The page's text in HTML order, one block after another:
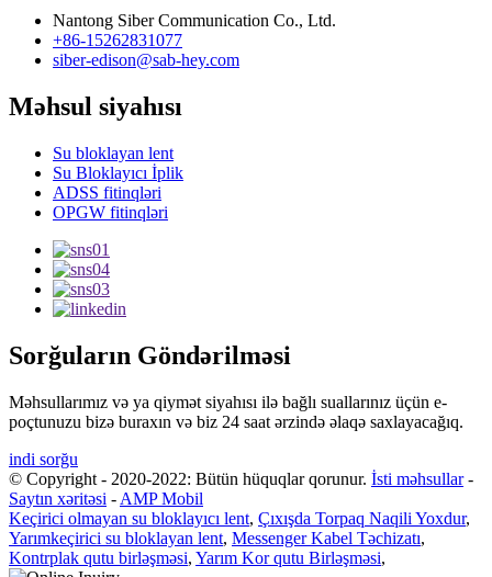
Nantong Siber Communication Co., Ltd.
+86-15262831077
siber-edison@sab-hey.com
Məhsul siyahısı
Su bloklayan lent
Su Bloklayıcı İplik
ADSS fitinqləri
OPGW fitinqləri
Sorğuların Göndərilməsi
Məhsullarımız və ya qiymət siyahısı ilə bağlı suallarınız üçün e-
poçtunuzu bizə buraxın və biz 24 saat ərzində əlaqə saxlayacağıq.
indi sorğu
© Copyright - 2020-2022: Bütün hüquqlar qorunur. İsti məhsullar-
Saytın xəritəsi - AMP Mobil
Keçirici olmayan su bloklayıcı lent, Çıxışda Torpaq Naqili Yoxdur,
Yarımkeçirici su bloklayan lent, Messenger Kabel Təchizatı,
Kontrplak qutu birləşməsi, Yarım Kor qutu Birləşməsi,